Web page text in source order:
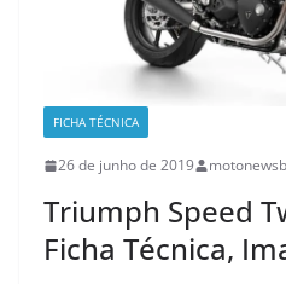
FICHA TÉCNICA
26 de junho de 2019
Triumph Speed
Ficha Técnica,